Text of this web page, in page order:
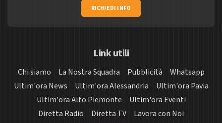
RICHIEDI INFO
Link utili
Chi siamo La Nostra Squadra Pubblicità
Whatsapp
Ultim'ora News
Ultim'ora Alessandria
Ultim'ora Pavia
Ultim'ora Alto Piemonte
Ultim'ora Eventi
Diretta Radio
Diretta TV Lavora con Noi